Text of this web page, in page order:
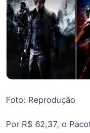
Foto: Reprodução
Por R$ 62,37, o